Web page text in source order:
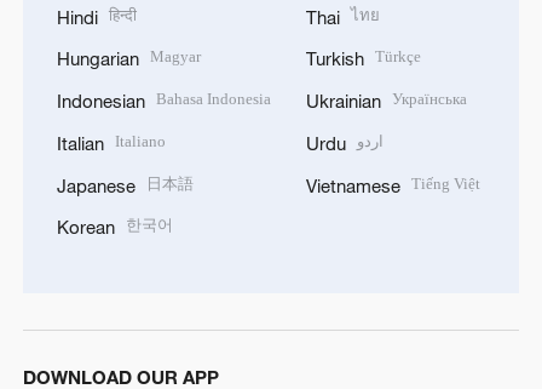
Hindi हिन्दी
Hungarian Magyar
Indonesian Bahasa Indonesia
Italian Italiano
Japanese 日本語
Korean 한국어
Thai ไทย
Turkish Türkçe
Ukrainian Українська
Urdu اردو
Vietnamese Tiếng Việt
DOWNLOAD OUR APP